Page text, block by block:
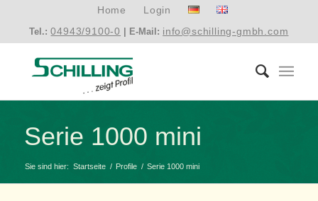
Home Login
Tel.:04943/9100-0 | E-Mail: info@schilling-gmbh.com
Serie 1000 mini
Sie sind hier: Startseite / Profile / Serie 1000 mini